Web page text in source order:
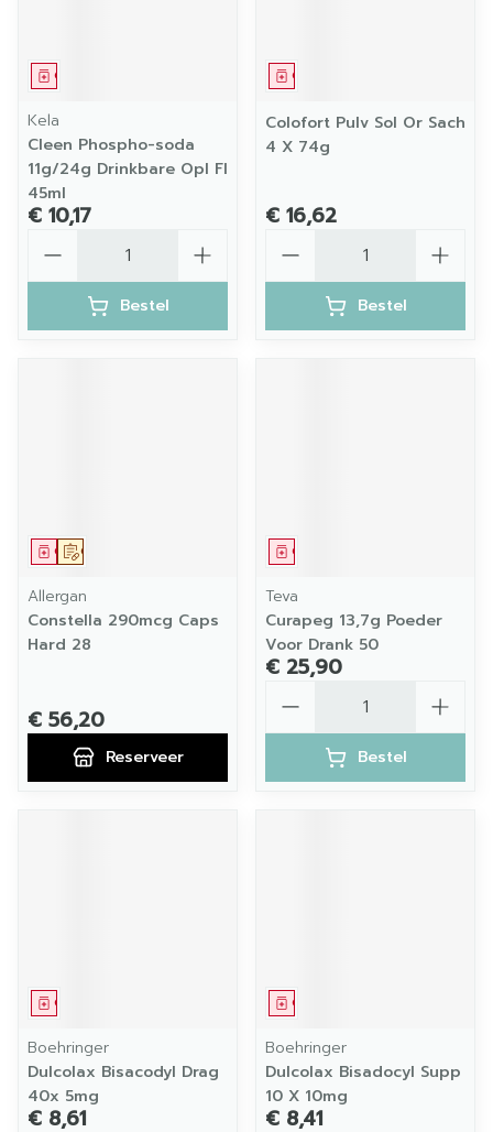
Geneesmiddel
Kela
Cleen Phospho-soda
11g/24g Drinkbare Opl Fl
45ml
€ 10,17
Bestel
Geneesmiddel
Colofort Pulv Sol Or Sach
4 X 74g
€ 16,62
Bestel
Op voorschrift
Geneesmiddel
Allergan
Constella 290mcg Caps
Hard 28
€ 56,20
Reserveer
Geneesmiddel
Teva
Curapeg 13,7g Poeder
Voor Drank 50
€ 25,90
Bestel
Geneesmiddel
Boehringer
Dulcolax Bisacodyl Drag
40x 5mg
€ 8,61
Geneesmiddel
Boehringer
Dulcolax Bisadocyl Supp
10 X 10mg
€ 8,41